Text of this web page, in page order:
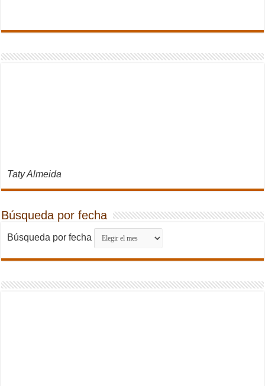
Taty Almeida
Búsqueda por fecha
Búsqueda por fecha